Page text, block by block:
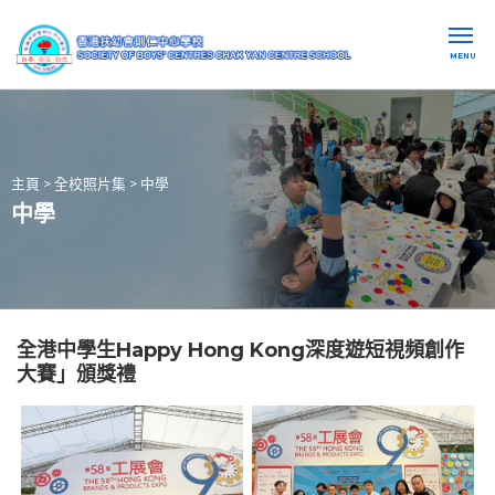
MENU
主頁 > 全校照片集 > 中學
中學
全港中學生Happy Hong Kong深度遊短視頻創作
大賽」頒獎禮